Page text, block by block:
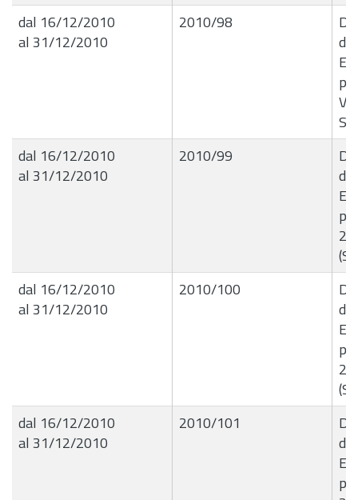
dal 16/12/2010
al 31/12/2010
2010/98
dal 16/12/2010
al 31/12/2010
2010/99
dal 16/12/2010
al 31/12/2010
2010/100
dal 16/12/2010
al 31/12/2010
2010/101